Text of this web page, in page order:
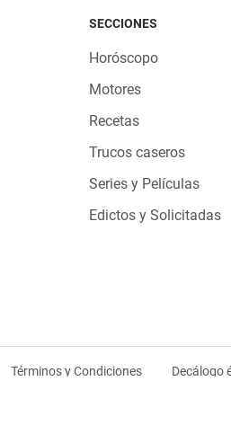
SECCIONES
Horóscopo
Motores
Recetas
Trucos caseros
Series y Películas
Edictos y Solicitadas
Términos y Condiciones Decálogo